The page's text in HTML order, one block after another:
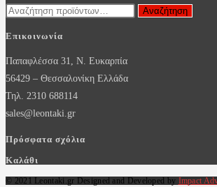
Αναζήτηση
Αναζήτηση
Επικοινωνία
Παπαφλέσσα 31, Ν. Ευκαρπία
56429 – Θεσσαλονίκη Ελλάδα
Τηλ. 2310 688114
sales@leontaki.gr
Πρόσφατα σχόλια
Καλάθι
© 2021 Leontaki.gr Designed and Developed by Impact